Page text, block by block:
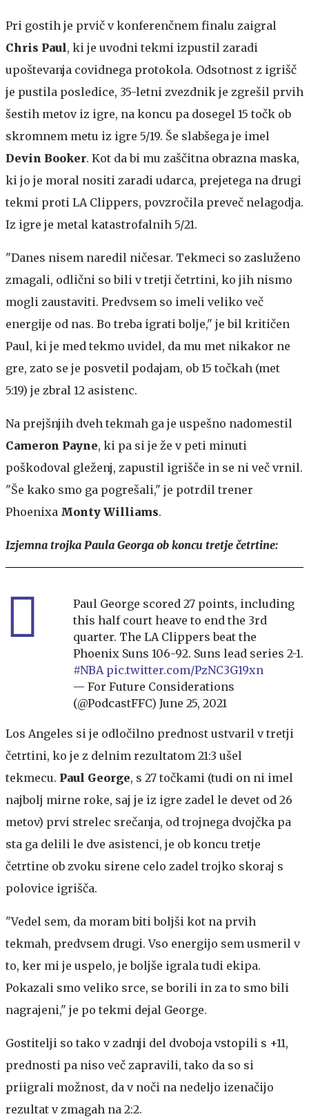
Pri gostih je prvič v konferenčnem finalu zaigral
Chris Paul, ki je uvodni tekmi izpustil zaradi
upoštevanja covidnega protokola. Odsotnost z igrišč
je pustila posledice, 35-letni zvezdnik je zgrešil prvih
šestih metov iz igre, na koncu pa dosegel 15 točk ob
skromnem metu iz igre 5/19. Še slabšega je imel
Devin Booker. Kot da bi mu zaščitna obrazna maska,
ki jo je moral nositi zaradi udarca, prejetega na drugi
tekmi proti LA Clippers, povzročila preveč nelagodja.
Iz igre je metal katastrofalnih 5/21.
"Danes nisem naredil ničesar. Tekmeci so zasluženo
zmagali, odlični so bili v tretji četrtini, ko jih nismo
mogli zaustaviti. Predvsem so imeli veliko več
energije od nas. Bo treba igrati bolje," je bil kritičen
Paul, ki je med tekmo uvidel, da mu met nikakor ne
gre, zato se je posvetil podajam, ob 15 točkah (met
5:19) je zbral 12 asistenc.
Na prejšnjih dveh tekmah ga je uspešno nadomestil
Cameron Payne, ki pa si je že v peti minuti
poškodoval gleženj, zapustil igrišče in se ni več vrnil.
"Še kako smo ga pogrešali," je potrdil trener
Phoenixa Monty Williams.
Izjemna trojka Paula Georga ob koncu tretje četrtine:
Paul George scored 27 points, including
this half court heave to end the 3rd
quarter. The LA Clippers beat the
Phoenix Suns 106-92. Suns lead series 2-1.
#NBA pic.twitter.com/PzNC3G19xn
— For Future Considerations
(@PodcastFFC) June 25, 2021
Los Angeles si je odločilno prednost ustvaril v tretji
četrtini, ko je z delnim rezultatom 21:3 ušel
tekmecu. Paul George, s 27 točkami (tudi on ni imel
najbolj mirne roke, saj je iz igre zadel le devet od 26
metov) prvi strelec srečanja, od trojnega dvojčka pa
sta ga delili le dve asistenci, je ob koncu tretje
četrtine ob zvoku sirene celo zadel trojko skoraj s
polovice igrišča.
"Vedel sem, da moram biti boljši kot na prvih
tekmah, predvsem drugi. Vso energijo sem usmeril v
to, ker mi je uspelo, je boljše igrala tudi ekipa.
Pokazali smo veliko srce, se borili in za to smo bili
nagrajeni," je po tekmi dejal George.
Gostitelji so tako v zadnji del dvoboja vstopili s +11,
prednosti pa niso več zapravili, tako da so si
priigrali možnost, da v noči na nedeljo izenačijo
rezultat v zmagah na 2:2.